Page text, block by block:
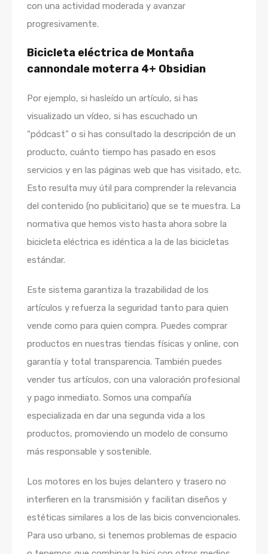
con una actividad moderada y avanzar
progresivamente.
Bicicleta eléctrica de Montaña
cannondale moterra 4+ Obsidian
Por ejemplo, si hasleído un artículo, si has
visualizado un vídeo, si has escuchado un
“pódcast” o si has consultado la descripción de un
producto, cuánto tiempo has pasado en esos
servicios y en las páginas web que has visitado, etc.
Esto resulta muy útil para comprender la relevancia
del contenido (no publicitario) que se te muestra. La
normativa que hemos visto hasta ahora sobre la
bicicleta eléctrica es idéntica a la de las bicicletas
estándar.
Este sistema garantiza la trazabilidad de los
artículos y refuerza la seguridad tanto para quien
vende como para quien compra. Puedes comprar
productos en nuestras tiendas físicas y online, con
garantía y total transparencia. También puedes
vender tus artículos, con una valoración profesional
y pago inmediato. Somos una compañía
especializada en dar una segunda vida a los
productos, promoviendo un modelo de consumo
más responsable y sostenible.
Los motores en los bujes delantero y trasero no
interfieren en la transmisión y facilitan diseños y
estéticas similares a los de las bicis convencionales.
Para uso urbano, si tenemos problemas de espacio